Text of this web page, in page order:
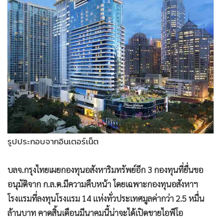
• Green Innovation & SD
• Management & HR
• MGR Live
• Infographic
• การเมือง
• ท่องเที่ยว
• กีฬา
• ต่างประเทศ
• Special Scoop
• เศรษฐกิจ-ธุรกิจ
ชุมชน-คุณภาพชีวิต
• อาชญากรรม
• Motoring
รูปประกอบจากอินเตอร์เน็ต
บลจ.กรุงไทยเผยกองทุนอสังหาริมทรัพย์อีก 3 กองทุนที่ยื่นขอ
อนุมัติจาก ก.ล.ต.มีความคืบหน้า โดยเฉพาะกองทุนอสังหาฯ
โรงแรมที่ลงทุนโรงแรม 14 แห่งทั่วประเทศมูลค่ากว่า 2.5 หมื่น
ล้านบาท คาดสิ้นเดือนมีนาคมนี้น่าจะได้เปิดขายไอพีโอ